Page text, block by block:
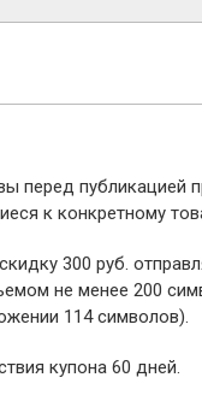
перед публикацией
к конкретному
300 руб.
не менее 200
114 символов).
купона 60 дней.